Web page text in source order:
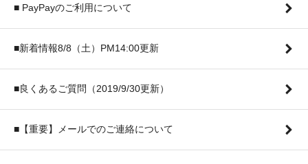
■ PayPayのご利用について
■新着情報8/8（土）PM14:00更新
■良くあるご質問（2019/9/30更新）
■【重要】メールでのご連絡について